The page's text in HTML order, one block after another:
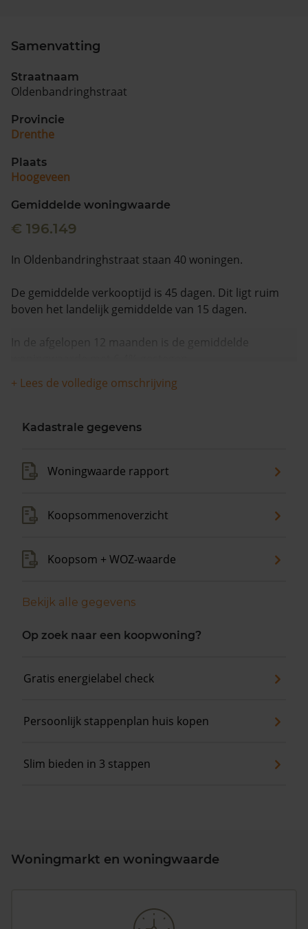
Samenvatting
Straatnaam
Oldenbandringhstraat
Provincie
Drenthe
Plaats
Hoogeveen
Gemiddelde woningwaarde
€ 196.149
In Oldenbandringhstraat staan 40 woningen.
De gemiddelde verkooptijd is 45 dagen. Dit ligt ruim
boven het landelijk gemiddelde van 15 dagen.
In de afgelopen 12 maanden is de gemiddelde
+ Lees de volledige omschrijving
Kadastrale gegevens
Woningwaarde rapport
Koopsommenoverzicht
Koopsom + WOZ-waarde
Bekijk alle gegevens
Op zoek naar een koopwoning?
Gratis energielabel check
Persoonlijk stappenplan huis kopen
Slim bieden in 3 stappen
Woningmarkt en woningwaarde